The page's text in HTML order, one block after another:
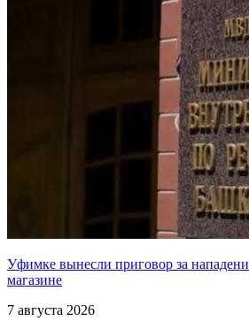
Уфимке вынесли приговор за
магазине
7 августа 2026